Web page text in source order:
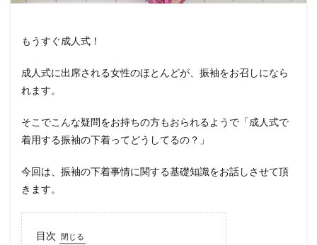
もうすぐ成人式！
成人式に出席される女性のほとんどが、振袖をお召しになら
れます。
そこでこんな疑問をお持ちの方もおられるようで「成人式で
着用する振袖の下着ってどうしてるの？」
今回は、振袖の下着事情に関する基礎知識をお話しさせて頂
きます。
目次